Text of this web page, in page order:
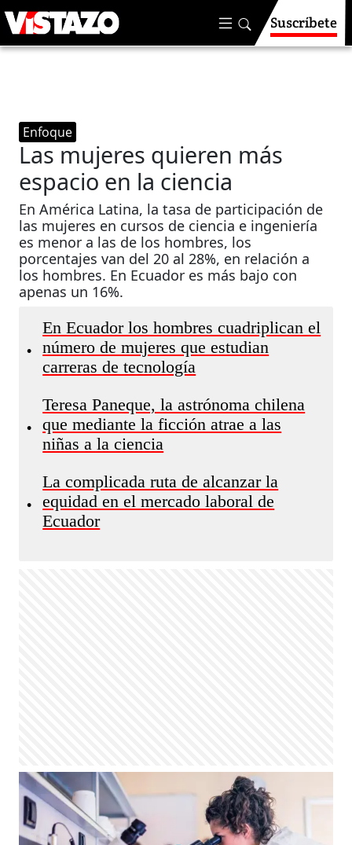
Suscríbete
Enfoque
Las mujeres quieren más
espacio en la ciencia
En América Latina, la tasa de participación de
las mujeres en cursos de ciencia e ingeniería
es menor a las de los hombres, los
porcentajes van del 20 al 28%, en relación a
los hombres. En Ecuador es más bajo con
apenas un 16%.
•
En Ecuador los hombres cuadriplican el
número de mujeres que estudian
carreras de tecnología
•
Teresa Paneque, la astrónoma chilena
que mediante la ficción atrae a las
niñas a la ciencia
•
La complicada ruta de alcanzar la
equidad en el mercado laboral de
Ecuador